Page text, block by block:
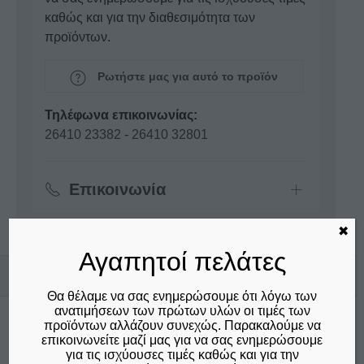
καθώς και για την διαθεσιμότητα των
προϊόντων.
Ρωτήστε μας για αυτό το προϊόν
Τηλέφωνα επικοινωνίας:
26410 23382 - 26410 32801
Επικοινωνία
Σχετικά προϊόντα
Αυτό
Αγαπητοί πελάτες
Θα θέλαμε να σας ενημερώσουμε ότι λόγω των
ανατιμήσεων των πρώτων υλών οι τιμές των
προϊόντων αλλάζουν συνεχώς. Παρακαλούμε να
επικοινωνείτε μαζί μας για να σας ενημερώσουμε
για τις ισχύουσες τιμές καθώς και για την
✖